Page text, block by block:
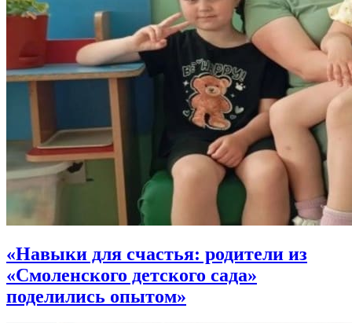
«Навыки для счастья: родители из
«Смоленского детского сада»
поделились опытом»